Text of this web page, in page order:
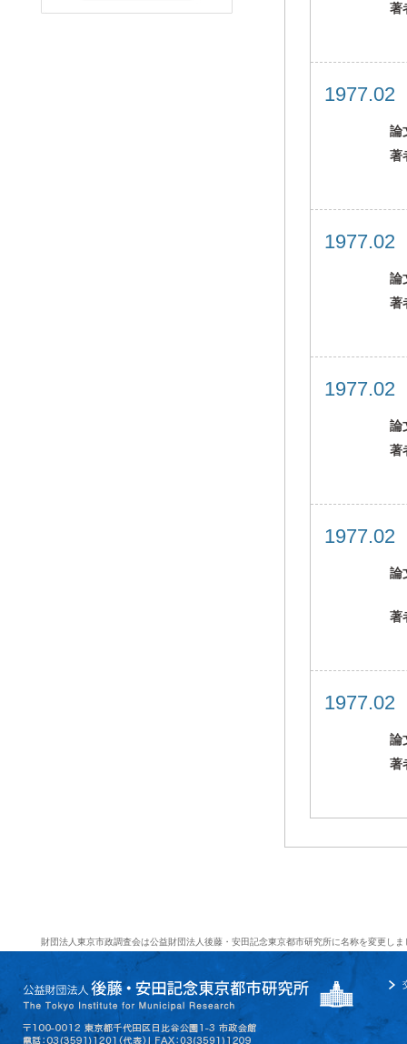
著
論
著
論
著
論
著
論
著
論
著
財団法人東京市政調査会は公益財団法人後藤・安田記念東京都市研究所に名称を変更しま